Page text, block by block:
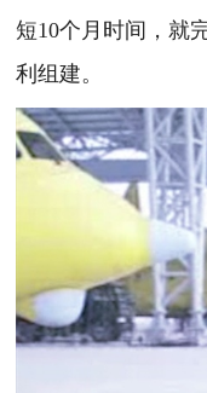
短10个月时间，就
利组建。